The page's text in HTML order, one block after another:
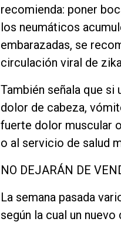
recomienda: poner
los neumáticos
embarazadas, se
circulación viral de
También señala que
dolor de cabeza,
fuerte dolor muscular
o al servicio de salud
NO DEJARÁN DE
La semana pasada
según la cual un